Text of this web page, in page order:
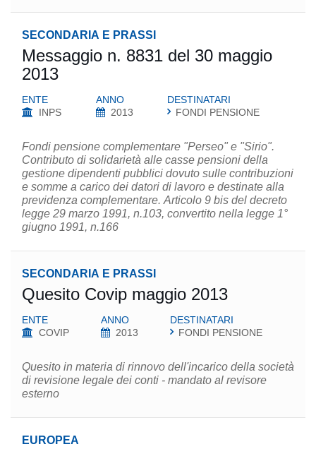
SECONDARIA E PRASSI
Messaggio n. 8831 del 30 maggio
2013
ENTE
INPS
ANNO
2013
DESTINATARI
FONDI PENSIONE
Fondi pensione complementare "Perseo" e "Sirio".
Contributo di solidarietà alle casse pensioni della
gestione dipendenti pubblici dovuto sulle contribuzioni
e somme a carico dei datori di lavoro e destinate alla
previdenza complementare. Articolo 9 bis del decreto
legge 29 marzo 1991, n.103, convertito nella legge 1°
giugno 1991, n.166
SECONDARIA E PRASSI
Quesito Covip maggio 2013
ENTE
COVIP
ANNO
2013
DESTINATARI
FONDI PENSIONE
Quesito in materia di rinnovo dell'incarico della società
di revisione legale dei conti - mandato al revisore
esterno
EUROPEA